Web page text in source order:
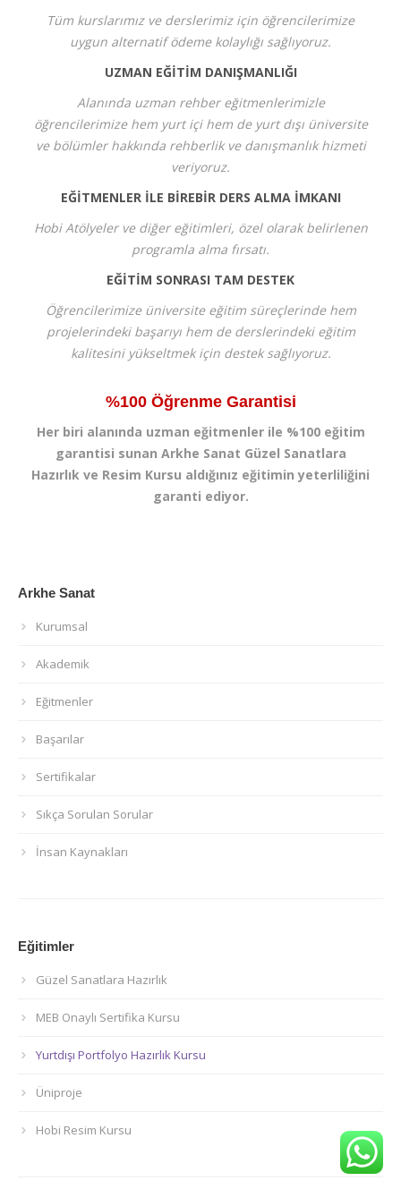
Tüm kurslarımız ve derslerimiz için öğrencilerimize
uygun alternatif ödeme kolaylığı sağlıyoruz.
UZMAN EĞİTİM DANIŞMANLIĞI
Alanında uzman rehber eğitmenlerimizle
öğrencilerimize hem yurt içi hem de yurt dışı üniversite
ve bölümler hakkında rehberlik ve danışmanlık hizmeti
veriyoruz.
EĞİTMENLER İLE BİREBİR DERS ALMA İMKANI
Hobi Atölyeler ve diğer eğitimleri, özel olarak belirlenen
programla alma fırsatı.
EĞİTİM SONRASI TAM DESTEK
Öğrencilerimize üniversite eğitim süreçlerinde hem
projelerindeki başarıyı hem de derslerindeki eğitim
kalitesini yükseltmek için destek sağlıyoruz.
%100 Öğrenme Garantisi
Her biri alanında uzman eğitmenler ile %100 eğitim
garantisi sunan Arkhe Sanat Güzel Sanatlara
Hazırlık ve Resim Kursu aldığınız eğitimin yeterliliğini
garanti ediyor.
Arkhe Sanat
Kurumsal
Akademik
Eğitmenler
Başarılar
Sertifikalar
Sıkça Sorulan Sorular
İnsan Kaynakları
Eğitimler
Güzel Sanatlara Hazırlık
MEB Onaylı Sertifika Kursu
Yurtdışı Portfolyo Hazırlık Kursu
Üniproje
Hobi Resim Kursu